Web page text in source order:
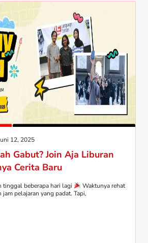
12, 2025
Gabut? Join Aja Liburan
Cerita Baru
tinggal beberapa hari lagi
Waktunya rehat
pelajaran yang padat. Tapi,